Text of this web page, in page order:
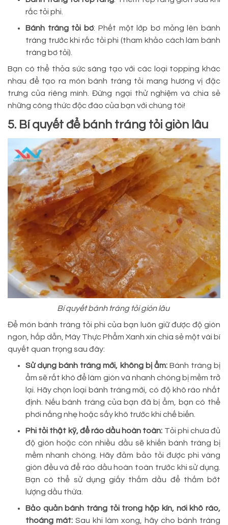
rắc tỏi phi.
Bánh tráng tỏi bơ: Phết một lớp bơ mỏng lên bánh
tráng trước khi rắc tỏi phi (tham khảo cách làm bánh
tráng bơ tỏi).
Bạn có thể thỏa sức sáng tạo với các loại topping khác
nhau để tạo ra món bánh tráng tỏi mang hương vị đặc
trưng của riêng mình. Đừng ngại thử nghiệm và chia sẻ
những công thức độc đáo của bạn với chúng tôi!
5. Bí quyết để bánh tráng tỏi giòn lâu
Bí quyết bánh tráng tỏi giòn lâu
Để món bánh tráng tỏi phi của bạn luôn giữ được độ giòn
ngon, hấp dẫn, Máy Thực Phẩm Xanh xin chia sẻ một vài bí
quyết quan trọng sau đây:
Sử dụng bánh tráng mới, không bị ẩm:Bánh tráng bị
ẩm sẽ rất khó để làm giòn và nhanh chóng bị mềm trở
lại. Hãy chọn loại bánh tráng mới, có độ khô ráo nhất
định. Nếu bánh tráng của bạn đã bị ẩm, bạn có thể
phơi nắng nhẹ hoặc sấy khô trước khi chế biến.
Phi tỏi thật kỹ, để ráo dầu hoàn toàn: Tỏi phi chưa đủ
độ giòn hoặc còn nhiều dầu sẽ khiến bánh tráng bị
mềm nhanh chóng. Hãy đảm bảo tỏi được phi vàng
giòn đều và để ráo dầu hoàn toàn trước khi sử dụng.
Bạn có thể sử dụng giấy thấm dầu để thấm bớt
lượng dầu thừa.
Bảo quản bánh tráng tỏi trong hộp kín, nơi khô ráo,
thoáng mát: Sau khi làm xong, hãy cho bánh tráng